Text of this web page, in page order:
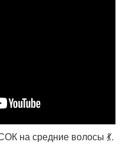
средние волосы 💃.